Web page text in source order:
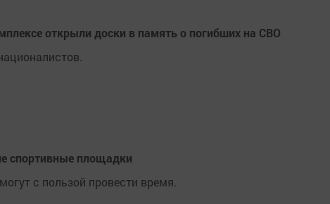
открыли доски в память о погибших на СВО
спортивные площадки
с пользой провести время.